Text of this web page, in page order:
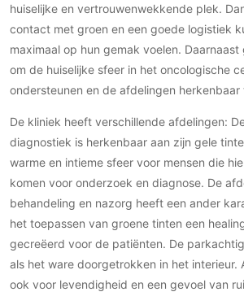
Deurbeslag
Raambeslag
Meubelbeslag
Vloer
Vloeren
Beton Ciré vloeren
PVC vloeren
Houten vloeren
Natuursteen en keramiek vloeren
Vloerkleden
huiselijke en vertrouwenwekkende plek.
contact met groen en een goede logistiek
maximaal op hun gemak voelen.
om de huiselijke sfeer in het oncologische
ondersteunen en de afdelingen herkenbaar
De kliniek heeft verschillende afdelingen:
diagnostiek is herkenbaar aan zijn gele
warme en intieme sfeer voor mensen die
komen voor onderzoek en diagnose. De
behandeling en nazorg heeft een ander
het toepassen van groene tinten een
gecreëerd voor de patiënten. De
als het ware doorgetrokken in het interieur.
ook voor levendigheid en een gevoel van